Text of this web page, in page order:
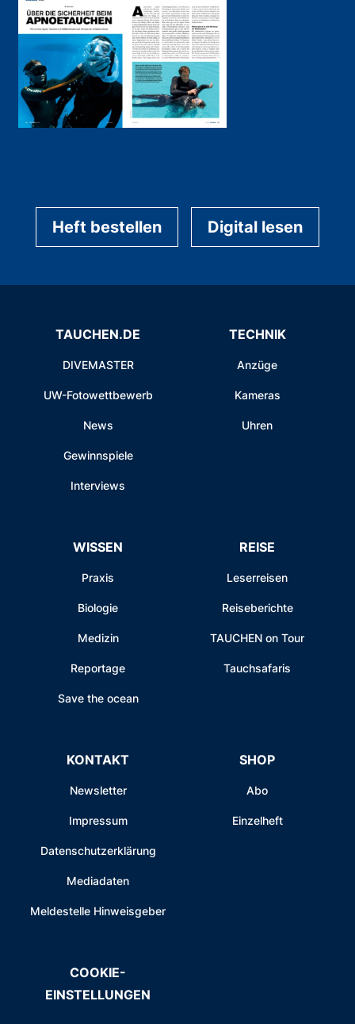
Heft bestellen Digital lesen
TAUCHEN.DE
DIVEMASTER
UW-Fotowettbewerb
News
Gewinnspiele
Interviews
TECHNIK
Anzüge
Kameras
Uhren
WISSEN
Praxis
Biologie
Medizin
Reportage
Save the ocean
REISE
Leserreisen
Reiseberichte
TAUCHEN on Tour
Tauchsafaris
KONTAKT
Newsletter
Impressum
Datenschutzerklärung
Mediadaten
Meldestelle Hinweisgeber
SHOP
Abo
Einzelheft
COOKIE-
EINSTELLUNGEN